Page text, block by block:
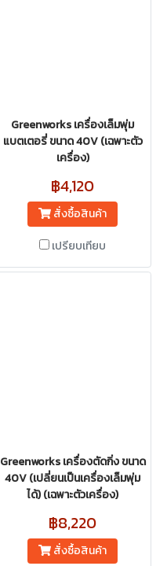
Greenworks เครื่องเล็มพุ่ม
แบตเตอรี่ ขนาด 40V (เฉพาะตัว
เครื่อง)
฿4,120
สั่งซื้อสินค้า
เปรียบเทียบ
Greenworks เครื่องตัดกิ่ง ขนาด
40V (เปลี่ยนเป็นเครื่องเล็มพุ่ม
ได้) (เฉพาะตัวเครื่อง)
฿8,220
สั่งซื้อสินค้า